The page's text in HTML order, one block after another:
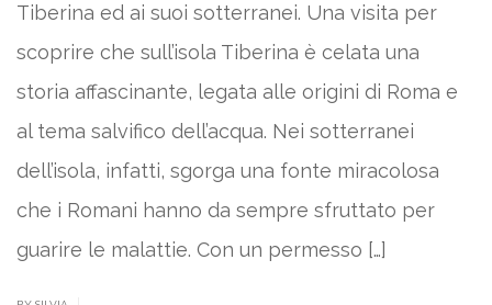
Tiberina ed ai suoi sotterranei. Una visita per
scoprire che sull’isola Tiberina è celata una
storia affascinante, legata alle origini di Roma e
al tema salvifico dell’acqua. Nei sotterranei
dell’isola, infatti, sgorga una fonte miracolosa
che i Romani hanno da sempre sfruttato per
guarire le malattie. Con un permesso […]